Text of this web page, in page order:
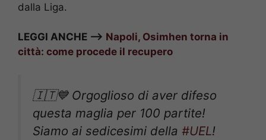
dalla Liga.
LEGGI ANCHE –> Napoli, Osimhen torna in
città: come procede il recupero
🇮🇹💙 Orgoglioso di aver difeso
questa maglia per 100 partite!
Siamo ai sedicesimi della #UEL!